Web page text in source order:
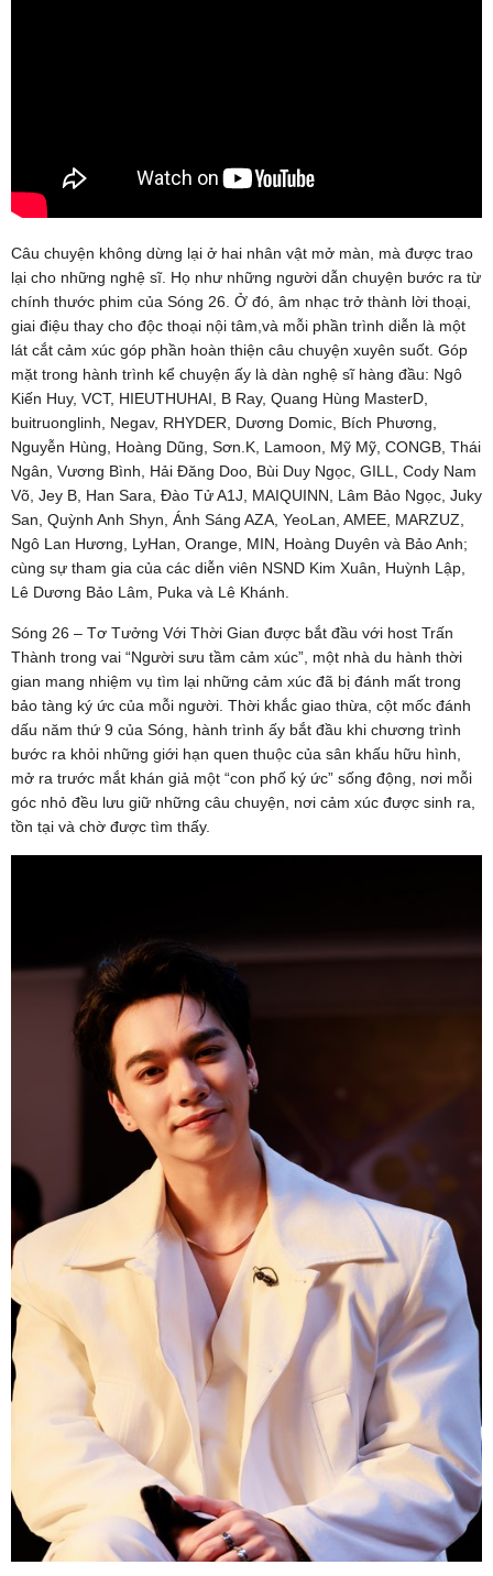
Câu chuyện không dừng lại ở hai nhân vật mở màn, mà được trao
lại cho những nghệ sĩ. Họ như những người dẫn chuyện bước ra từ
chính thước phim của Sóng 26. Ở đó, âm nhạc trở thành lời thoại,
giai điệu thay cho độc thoại nội tâm,và mỗi phần trình diễn là một
lát cắt cảm xúc góp phần hoàn thiện câu chuyện xuyên suốt. Góp
mặt trong hành trình kể chuyện ấy là dàn nghệ sĩ hàng đầu: Ngô
Kiến Huy, VCT, HIEUTHUHAI, B Ray, Quang Hùng MasterD,
buitruonglinh, Negav, RHYDER, Dương Domic, Bích Phương,
Nguyễn Hùng, Hoàng Dũng, Sơn.K, Lamoon, Mỹ Mỹ, CONGB, Thái
Ngân, Vương Bình, Hải Đăng Doo, Bùi Duy Ngọc, GILL, Cody Nam
Võ, Jey B, Han Sara, Đào Tử A1J, MAIQUINN, Lâm Bảo Ngọc, Juky
San, Quỳnh Anh Shyn, Ánh Sáng AZA, YeoLan, AMEE, MARZUZ,
Ngô Lan Hương, LyHan, Orange, MIN, Hoàng Duyên và Bảo Anh;
cùng sự tham gia của các diễn viên NSND Kim Xuân, Huỳnh Lập,
Lê Dương Bảo Lâm, Puka và Lê Khánh.
Sóng 26 – Tơ Tưởng Với Thời Gian được bắt đầu với host Trấn
Thành trong vai “Người sưu tầm cảm xúc”, một nhà du hành thời
gian mang nhiệm vụ tìm lại những cảm xúc đã bị đánh mất trong
bảo tàng ký ức của mỗi người. Thời khắc giao thừa, cột mốc đánh
dấu năm thứ 9 của Sóng, hành trình ấy bắt đầu khi chương trình
bước ra khỏi những giới hạn quen thuộc của sân khấu hữu hình,
mở ra trước mắt khán giả một “con phố ký ức” sống động, nơi mỗi
góc nhỏ đều lưu giữ những câu chuyện, nơi cảm xúc được sinh ra,
tồn tại và chờ được tìm thấy.